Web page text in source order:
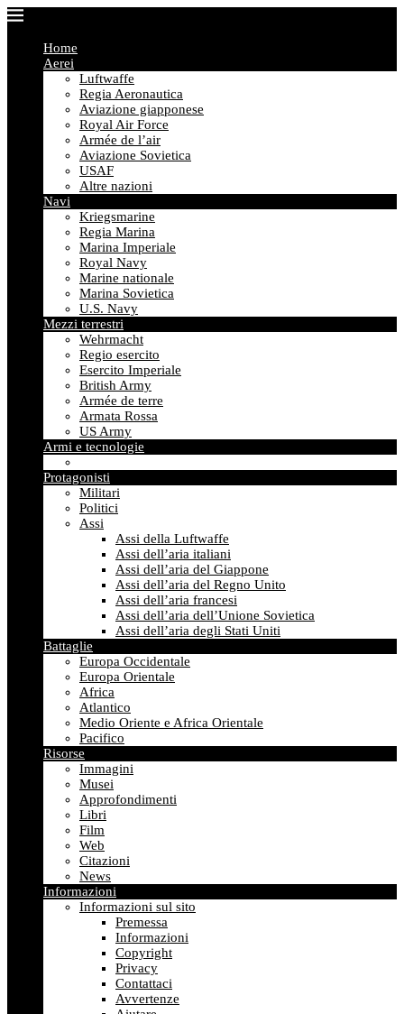
Home
Aerei
Luftwaffe
Regia Aeronautica
Aviazione giapponese
Royal Air Force
Armée de l’air
Aviazione Sovietica
USAF
Altre nazioni
Navi
Kriegsmarine
Regia Marina
Marina Imperiale
Royal Navy
Marine nationale
Marina Sovietica
U.S. Navy
Mezzi terrestri
Wehrmacht
Regio esercito
Esercito Imperiale
British Army
Armée de terre
Armata Rossa
US Army
Armi e tecnologie
Protagonisti
Militari
Politici
Assi
Assi della Luftwaffe
Assi dell’aria italiani
Assi dell’aria del Giappone
Assi dell’aria del Regno Unito
Assi dell’aria francesi
Assi dell’aria dell’Unione Sovietica
Assi dell’aria degli Stati Uniti
Battaglie
Europa Occidentale
Europa Orientale
Africa
Atlantico
Medio Oriente e Africa Orientale
Pacifico
Risorse
Immagini
Musei
Approfondimenti
Libri
Film
Web
Citazioni
News
Informazioni
Informazioni sul sito
Premessa
Informazioni
Copyright
Privacy
Contattaci
Avvertenze